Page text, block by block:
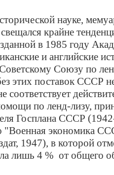
науке,
крайне
в 1985 году
и английские
Союзу по
этих поставок СССР
соответствует
по ленд-лизу,
Госплана СССР
"Военная экономика
1947), в которой
лишь 4 % от общего